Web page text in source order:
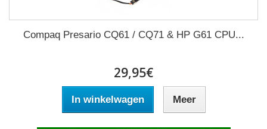
Compaq Presario CQ61 / CQ71 & HP G61 CPU...
29,95€
In winkelwagen Meer